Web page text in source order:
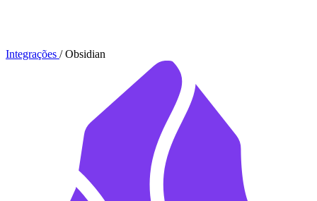
Integrações / Obsidian